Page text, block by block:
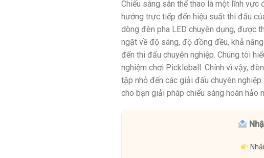
Chiếu sáng sân thể thao là một lĩnh vực
hưởng trực tiếp đến hiệu suất thi đấu
dòng đèn pha LED chuyên dụng, được
ngặt về độ sáng, độ đồng đều, khả
đến thi đấu chuyên nghiệp. Chúng tôi
nghiệm chơi Pickleball. Chính vì vậy,
tập nhỏ đến các giải đấu chuyên
cho bạn giải pháp chiếu sáng hoàn hảo